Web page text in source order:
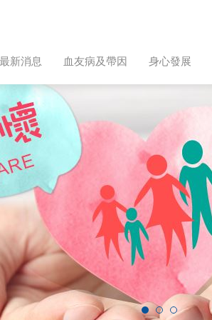
最新消息 血友病及帶因 身心發展